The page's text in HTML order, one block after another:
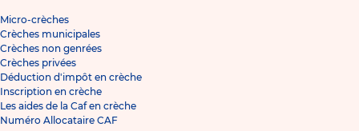
Micro-crèches
Crèches municipales
Crèches non genrées
Crèches privées
Déduction d'impôt en crèche
Inscription en crèche
Les aides de la Caf en crèche
Numéro Allocataire CAF